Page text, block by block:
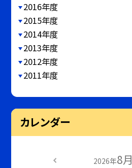
2016年度
2015年度
2014年度
2013年度
2012年度
2011年度
カレンダー
2026年8月